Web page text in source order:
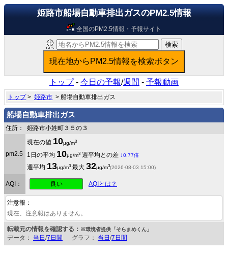
姫路市船場自動車排出ガスのPM2.5情報
全国のPM2.5情報・予報サイト
トップ- 今日の予報/週間 - 予報動画
トップ>姫路市 > 船場自動車排出ガス
船場自動車排出ガス
住所： 姫路市小姓町３５の３
pm2.5
現在の値 10μg/m3
1日の平均 10μg/m3 週平均との差 ↓0.77倍
週平均 13μg/m3 最大 32μg/m3(2026-08-03 15:00)
AQI： 良い AQIとは？
注意報：
現在、注意報はありません。
転載元の情報を確認する： ※環境省提供「そらまめくん」
データ： 当日 /7日間 グラフ： 当日 /7日間